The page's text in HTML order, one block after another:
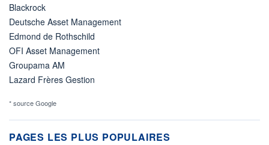
Blackrock
Deutsche Asset Management
Edmond de Rothschild
OFI Asset Management
Groupama AM
Lazard Frères Gestion
* source Google
PAGES LES PLUS POPULAIRES